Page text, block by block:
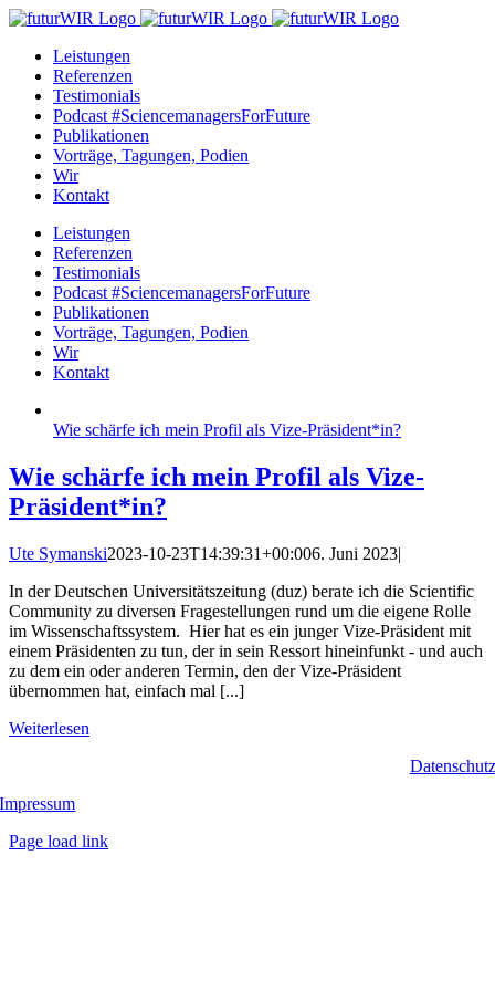
Zum
springenLeistungen
Referenzen
Testimonials
Podcast #SciencemanagersForFuture
Publikationen
Vorträge, Tagungen, Podien
Wir
Kontakt
Leistungen
Referenzen
Testimonials
Podcast #SciencemanagersForFuture
Publikationen
Vorträge, Tagungen, Podien
Wir
Kontakt
Wie schärfe ich mein Profil als Vize-Präsident*in?
Wie schärfe ich mein Profil als Vize-
Präsident*in?
Ute Symanski2023-10-23T14:39:31+00:006. Juni 2023|
In der Deutschen Universitätszeitung (duz) berate ich die Scientific
Community zu diversen Fragestellungen rund um die eigene Rolle
im Wissenschaftssystem. Hier hat es ein junger Vize-Präsident mit
einem Präsidenten zu tun, der in sein Ressort hineinfunkt - und auch
zu dem ein oder anderen Termin, den der Vize-Präsident
übernommen hat, einfach mal [...]
Weiterlesen
Datenschutz
Impressum
Page load link